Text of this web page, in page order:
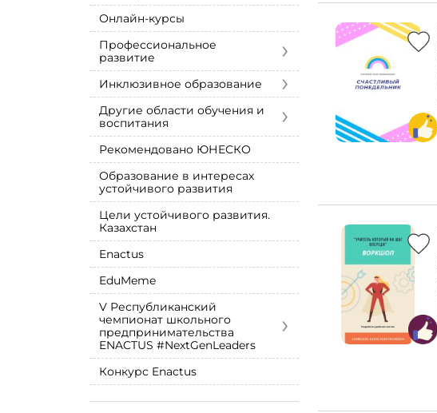
Онлайн-курсы
Профессиональное
развитие
›
Инклюзивное образование ›
Другие области обучения и
воспитания
›
Рекомендовано ЮНЕСКО
Образование в интересах
устойчивого развития
Цели устойчивого развития.
Казахстан
Enactus
EduMeme
V Республиканский
чемпионат школьного
предпринимательства
ENACTUS #NextGenLeaders
›
Конкурс Enactus